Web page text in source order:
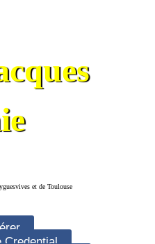
et de Toulouse